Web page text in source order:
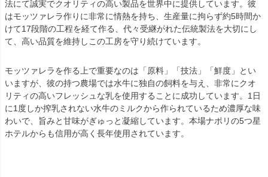
法にて誠実でクオリティの高い製品を世界中に提供しています。彼
はモッツァレラ作りに非常に情熱を持ち、生産量に拘らず約5時間か
けて17段階の工程を経て作る、代々受継がれた伝統製法を大切にし
て、高い品質を維持しこの工房を守り続けています。
モッツァレラを作る上で重要なのは「原料」「技法」「鮮度」とい
いますが、彼の持つ農場では水牛に独自の飼料を与え、非常にクオ
リティの高いフレッシュな乳を使用することに成功しています。1日
に1度しか搾乳されない水牛のミルクから作られているため濃厚な味
わいで、旨みと甘味がぎゅっと凝縮しています。本場ナポリの5つ星
ホテルからも信用が高く長年使用されています。